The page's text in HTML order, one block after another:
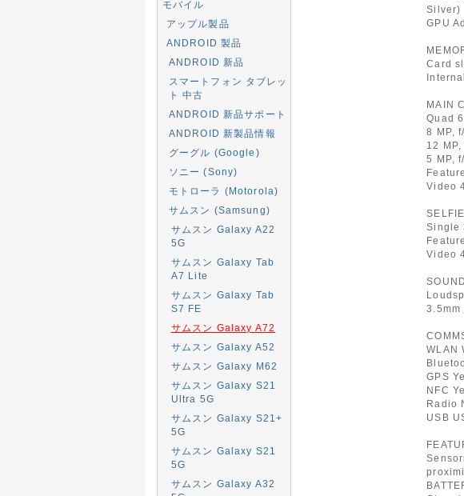
モバイル
アップル製品
ANDROID 製品
ANDROID 新品
スマートフォン タブレッ
ト 中古
ANDROID 新品サポート
ANDROID 新製品情報
グーグル (Google)
ソニー (Sony)
モトローラ (Motorola)
サムスン (Samsung)
サムスン Galaxy A22
5G
サムスン Galaxy Tab
A7 Lite
サムスン Galaxy Tab
S7 FE
サムスン Galaxy A72
サムスン Galaxy A52
サムスン Galaxy M62
サムスン Galaxy S21
Ultra 5G
サムスン Galaxy S21+
5G
サムスン Galaxy S21
5G
サムスン Galaxy A32
Silver)
GPU
Card
MAIN
Quad
8 MP,
12
5 MP,
Video
Single
Video
SOUND
3.5mm
WLAN
GPS
NFC
Radio
USB